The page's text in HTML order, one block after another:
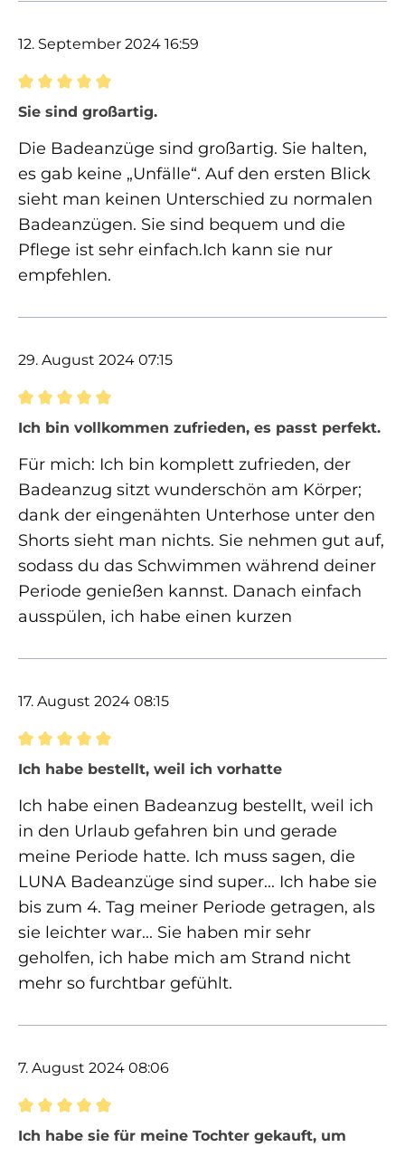
12. September 2024 16:59
Bewertung mit 5 von 5 Sternen
Sie sind großartig.
Die Badeanzüge sind großartig. Sie halten,
es gab keine „Unfälle“. Auf den ersten Blick
sieht man keinen Unterschied zu normalen
Badeanzügen. Sie sind bequem und die
Pflege ist sehr einfach.Ich kann sie nur
empfehlen.
29. August 2024 07:15
Bewertung mit 5 von 5 Sternen
Ich bin vollkommen zufrieden, es passt perfekt.
Für mich: Ich bin komplett zufrieden, der
Badeanzug sitzt wunderschön am Körper;
dank der eingenähten Unterhose unter den
Shorts sieht man nichts. Sie nehmen gut auf,
sodass du das Schwimmen während deiner
Periode genießen kannst. Danach einfach
ausspülen, ich habe einen kurzen
17. August 2024 08:15
Bewertung mit 5 von 5 Sternen
Ich habe bestellt, weil ich vorhatte
Ich habe einen Badeanzug bestellt, weil ich
in den Urlaub gefahren bin und gerade
meine Periode hatte. Ich muss sagen, die
LUNA Badeanzüge sind super... Ich habe sie
bis zum 4. Tag meiner Periode getragen, als
sie leichter war... Sie haben mir sehr
geholfen, ich habe mich am Strand nicht
mehr so furchtbar gefühlt.
7. August 2024 08:06
Bewertung mit 5 von 5 Sternen
Ich habe sie für meine Tochter gekauft, um